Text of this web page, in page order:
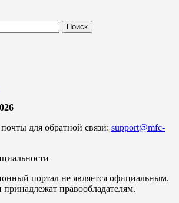
для обратной связи: support@mfc-
портал не является официальным.
правообладателям.